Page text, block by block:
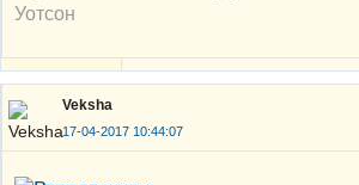
Уотсон
Veksha
17-04-2017 10:44:07